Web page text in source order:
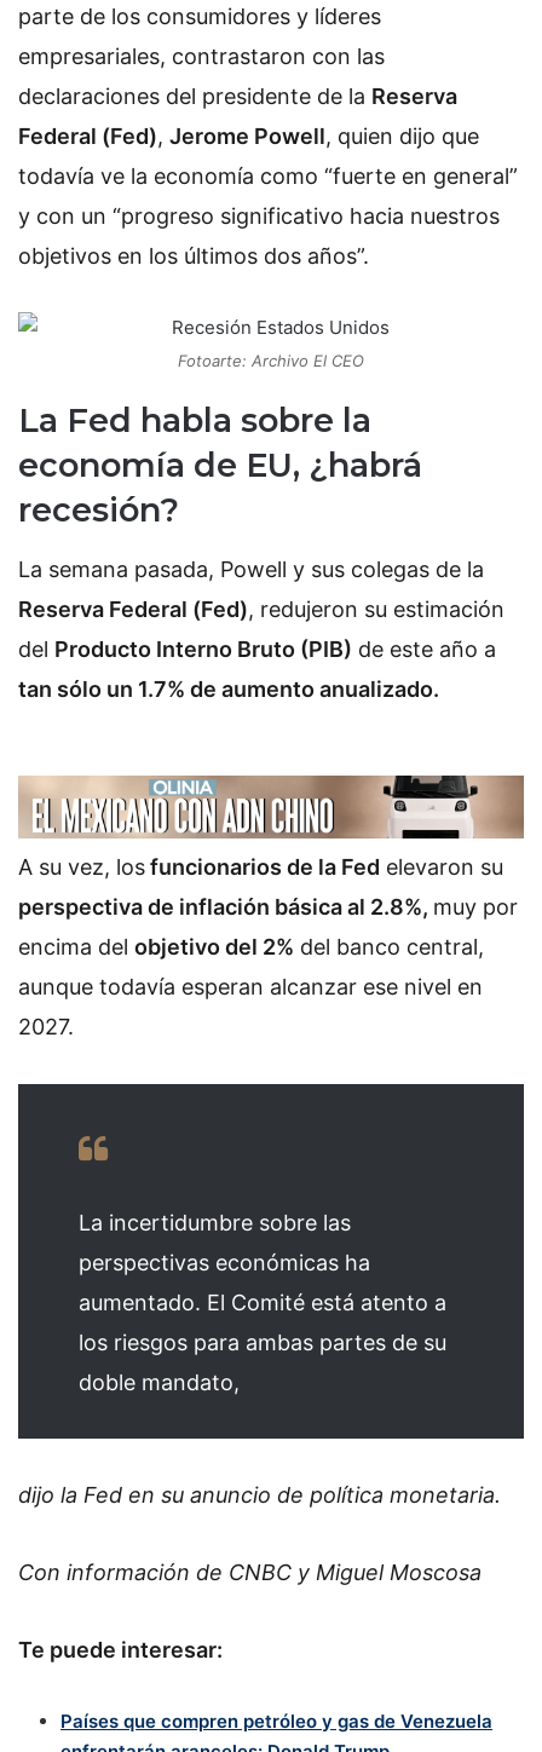
parte de los consumidores y líderes
empresariales, contrastaron con las
declaraciones del presidente de la Reserva
Federal (Fed), Jerome Powell, quien dijo que
todavía ve la economía como “fuerte en general”
y con un “progreso significativo hacia nuestros
objetivos en los últimos dos años”.
Fotoarte: Archivo El CEO
La Fed habla sobre la
economía de EU, ¿habrá
recesión?
La semana pasada, Powell y sus colegas de la
Reserva Federal (Fed), redujeron su estimación
del Producto Interno Bruto (PIB) de este año a
tan sólo un 1.7% de aumento anualizado.
A su vez, losfuncionarios de la Fed elevaron su
perspectiva de inflación básica al 2.8%, muy por
encima del objetivo del 2% del banco central,
aunque todavía esperan alcanzar ese nivel en
2027.
La incertidumbre sobre las
perspectivas económicas ha
aumentado. El Comité está atento a
los riesgos para ambas partes de su
doble mandato,
dijo la Fed en su anuncio de política monetaria.
Con información de CNBC y Miguel Moscosa
Te puede interesar:
Países que compren petróleo y gas de Venezuela